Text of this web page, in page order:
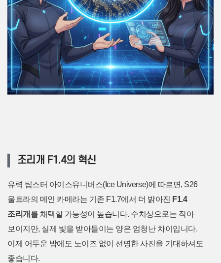
조리개 F1.4의 혁신
유력 팁스터 아이스유니버스(Ice Universe)에 따르면, S26
울트라의 메인 카메라는 기존 F1.7에서 더 밝아진 F1.4
조리개 를 채택할 가능성이 높습니다. 수치상으로는 작아
보이지만, 실제 빛을 받아들이는 양은 엄청난 차이입니다.
이제 어두운 밤에도 노이즈 없이 선명한 사진을 기대하셔도
좋습니다.